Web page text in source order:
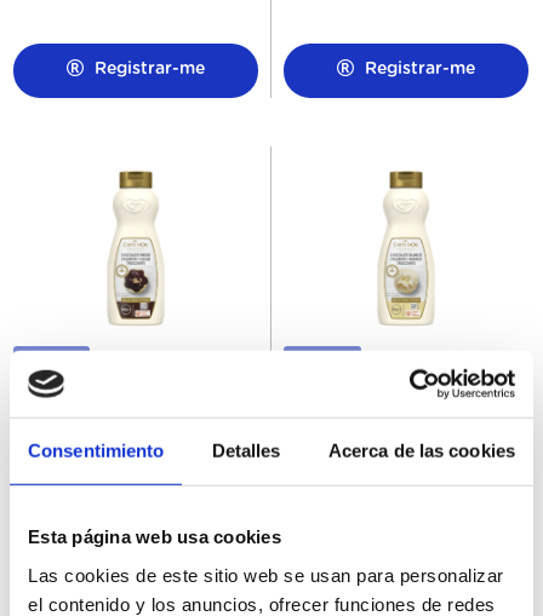
Consentimiento Detalles Acerca de las cookies
Esta página web usa cookies
Las cookies de este sitio web se usan para personalizar
el contenido y los anuncios, ofrecer funciones de redes
Registrar-me Registrar-me
Registrar-me Registrar-me